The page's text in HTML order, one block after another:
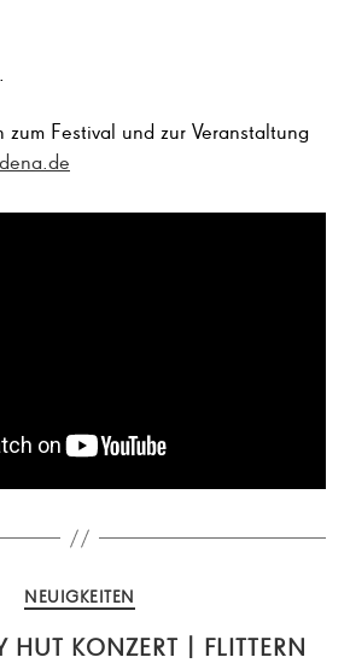
Festival und zur Veranstaltung
Kategorien
NEUIGKEITEN
KONZERT | FLITTERN